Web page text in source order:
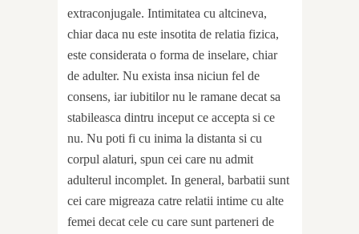
extraconjugale. Intimitatea cu altcineva,
chiar daca nu este insotita de relatia fizica,
este considerata o forma de inselare, chiar
de adulter. Nu exista insa niciun fel de
consens, iar iubitilor nu le ramane decat sa
stabileasca dintru inceput ce accepta si ce
nu. Nu poti fi cu inima la distanta si cu
corpul alaturi, spun cei care nu admit
adulterul incomplet. In general, barbatii sunt
cei care migreaza catre relatii intime cu alte
femei decat cele cu care sunt parteneri de